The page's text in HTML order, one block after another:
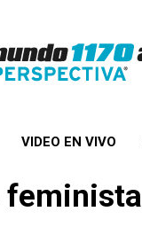
VIDEO EN VIVO
feminista